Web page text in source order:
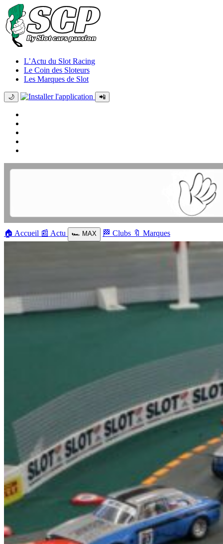
L’Actu du Slot Racing
Le Coin des Sloteurs
Les Marques de Slot
🌙 📲
🏠 Accueil 📰 Actu 🏎️ MAX 🏁 Clubs 🔖 Marques